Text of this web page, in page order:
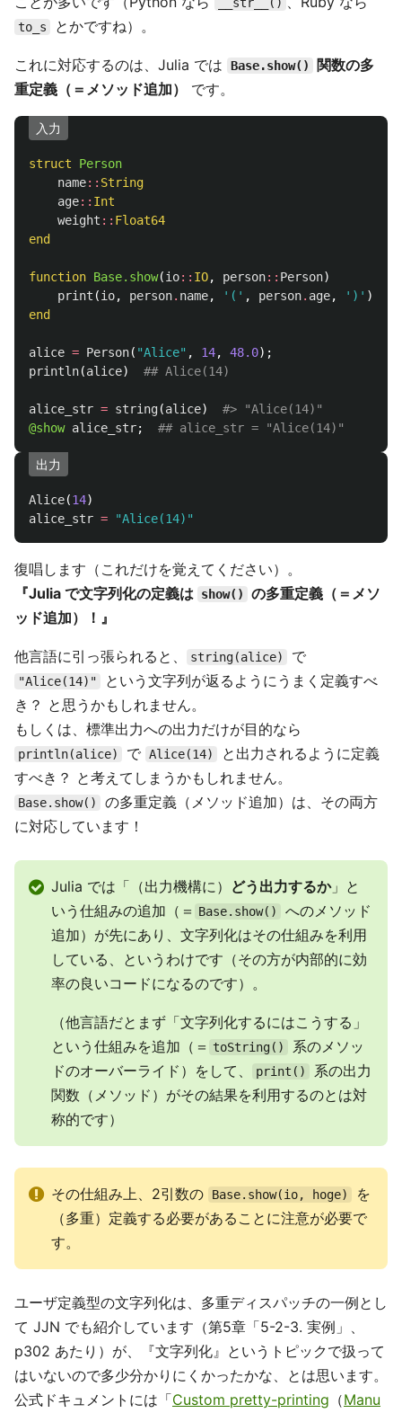
to_s とかですね）。
これに対応するのは、Julia では Base.show()
関数の多
重定義（＝メソッド追加）
です。
入力
struct Person
name:: String
age:: Int
weight :: Float64
end
function Base.show(io:: IO, person:: Person)
print (io, person. name, '(' , person. age, ')' )
end
alice = Person( "Alice" , 14, 48.0);
println(alice) ## Alice(14)
alice_str = string(alice)
#> "Alice(14)"
@show alice_str; ## alice_str = "Alice(14)"
出力
Alice(14)
alice_str = "Alice(14)"
復唱します（これだけを覚えてください）。
『Julia で文字列化の定義は
show()
の多重定義（＝メソ
ッド追加）！』
他言語に引っ張られると、 string(alice) で
"Alice(14)"
という文字列が返るようにうまく定義すべ
き？ と思うかもしれません。
もしくは、標準出力への出力だけが目的なら
println(alice) で Alice(14)
と出力されるように定義
すべき？ と考えてしまうかもしれません。
Base.show()
の多重定義（メソッド追加）は、その両方
に対応しています！
Julia では「（出力機構に） どう出力するか」と
いう仕組みの追加（＝ Base.show()
へのメソッド
追加）が先にあり、文字列化はその仕組みを利用
している、というわけです（その方が内部的に効
率の良いコードになるのです）。
（他言語だとまず「文字列化するにはこうする」
という仕組みを追加（＝ toString()
系のメソッ
ドのオーバーライド）をして、
print()
系の出力
関数（メソッド）がその結果を利用するのとは対
称的です）
その仕組み上、2引数の Base.show(io, hoge)
を
（多重）定義する必要があることに注意が必要で
す。
ユーザ定義型の文字列化は、多重ディスパッチの一例とし
て JJN でも紹介しています（第5章「5-2-3. 実例」、
p302 あたり）が、『文字列化』というトピックで扱って
はいないので多少分かりにくかったかな、とは思います。
公式ドキュメントには「Custom pretty-printing （Manu